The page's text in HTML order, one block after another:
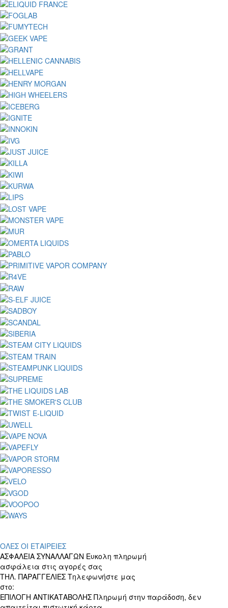
ΟΛΕΣ ΟΙ ΕΤΑΙΡΕΙΕΣ
ΑΣΦΑΛΕΙΑ ΣΥΝΑΛΛΑΓΩΝ Ευκολη πληρωμή
ασφάλεια στις αγορές σας
ΤΗΛ. ΠΑΡΑΓΓΕΛΙΕΣ Τηλεφωνήστε μας
στο:
ΕΠΙΛΟΓΗ ΑΝΤΙΚΑΤΑΒΟΛΗΣ Πληρωμή στην παράδοση, δεν